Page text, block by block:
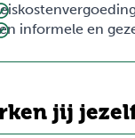
informele en
jij